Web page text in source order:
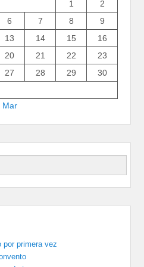
1
2
6 7 8
9
13 14 15
16
20 21 22
23
27 28 29
30
Mar
por primera vez